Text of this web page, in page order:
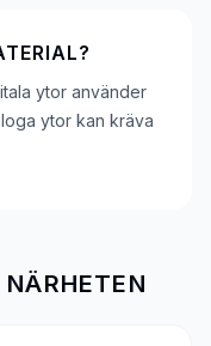
ytor använder
ytor kan kräva